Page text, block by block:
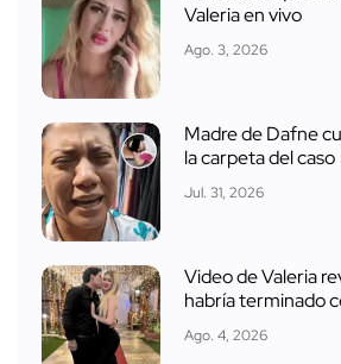
Valeria en vivo
Ago. 3, 2026
Madre de Dafne
la carpeta del caso
Jul. 31, 2026
Video de Valeria
habría terminado
Ago. 4, 2026